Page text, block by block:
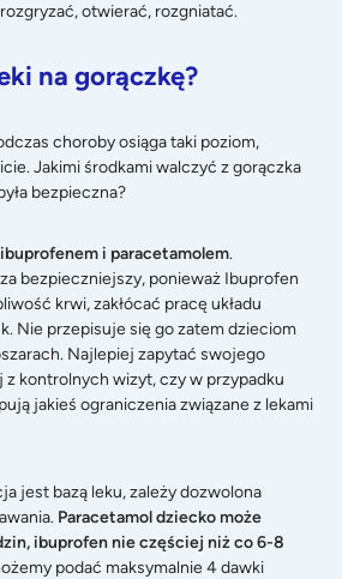
otwierać, rozgniatać.
na gorączkę?
chorobyosiąga taki poziom,
Jakimi środkami walczyć z gorączka
bezpieczna?
i paracetamolem.
bezpieczniejszy, ponieważ Ibuprofen
krwi, zakłócać pracę układu
Nie przepisuje się go zatem dzieciom
Najlepiej zapytać swojego
kontrolnych wizyt, czy w przypadku
jakieś ograniczenia związane z lekami
jest bazą leku, zależy dozwolona
Paracetamol dziecko może
ibuprofen nie częściej niż co 6-8
podać maksymalnie 4 dawki